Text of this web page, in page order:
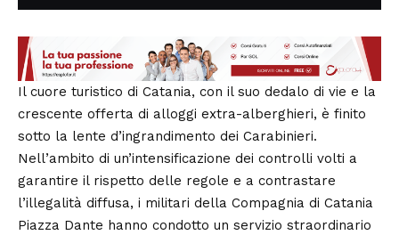
Il cuore turistico di Catania, con il suo dedalo di vie e la
crescente offerta di alloggi extra-alberghieri, è finito
sotto la lente d’ingrandimento dei Carabinieri.
Nell’ambito di un’intensificazione dei controlli volti a
garantire il rispetto delle regole e a contrastare
l’illegalità diffusa, i militari della Compagnia di Catania
Piazza Dante hanno condotto un servizio straordinario